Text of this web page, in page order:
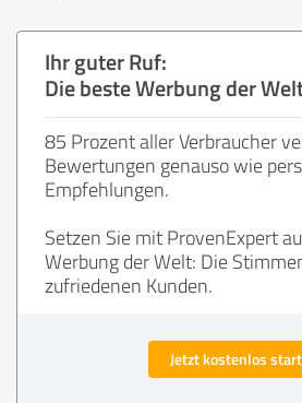
Ihr guter Ruf:
Die beste Werbung der
85 Prozent aller Verbraucher
Bewertungen genauso wie
Empfehlungen.
Setzen Sie mit ProvenExpert
Werbung der Welt: Die
zufriedenen Kunden.
Jetzt kostenlos